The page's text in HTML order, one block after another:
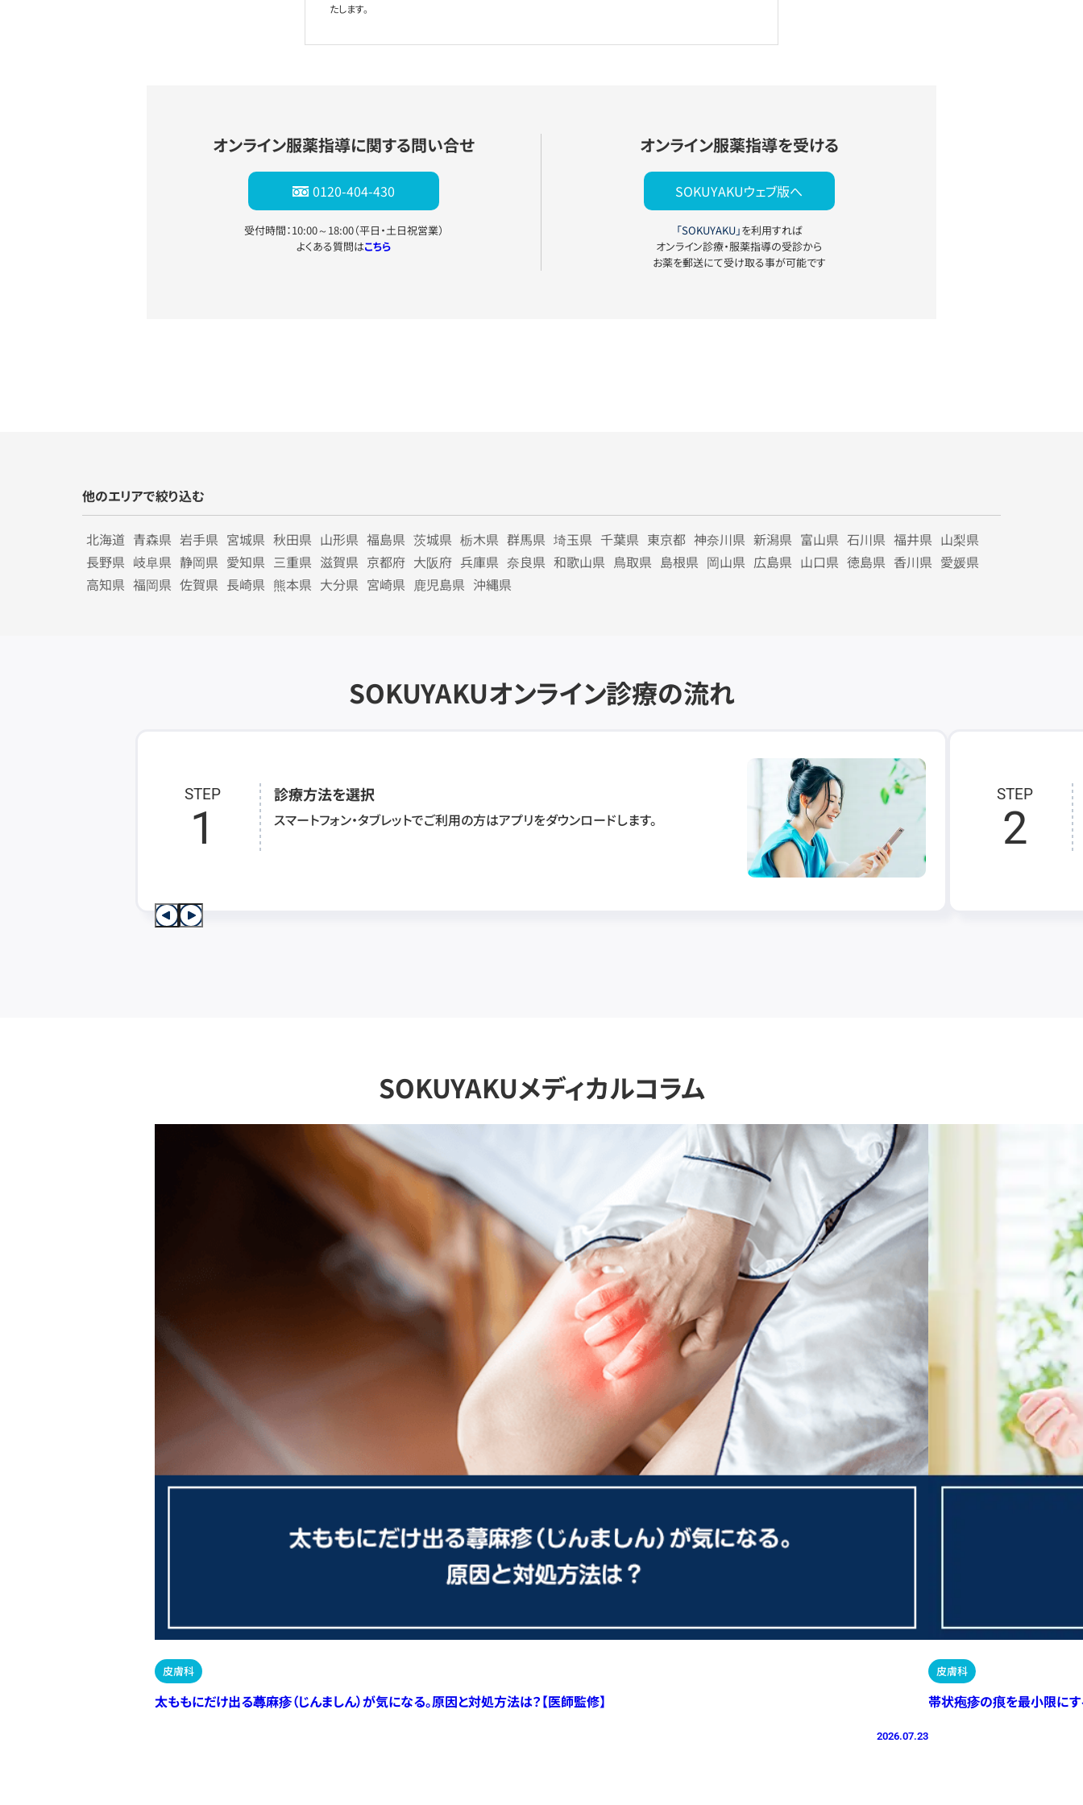
たします。
オンライン服薬指導に関する問い合せ
0120-404-430
受付時間：10:00～18:00（平日・土日祝営業）
よくある質問はこちら
オンライン服薬指導を受ける
SOKUYAKUウェブ版へ
「SOKUYAKU」を利用すれば
オンライン診療・服薬指導の受診から
お薬を郵送にて受け取る事が可能です
他のエリアで絞り込む
北海道 青森県 岩手県 宮城県 秋田県 山形県 福島県 茨城県 栃木県 群馬県 埼玉県 千葉県 東京都 神奈川県 新潟県 富山県 石川県 福井県 山梨県
長野県 岐阜県 静岡県 愛知県 三重県 滋賀県 京都府 大阪府 兵庫県 奈良県 和歌山県 鳥取県 島根県 岡山県 広島県 山口県 徳島県 香川県 愛媛県
高知県 福岡県 佐賀県 長崎県 熊本県 大分県 宮崎県 鹿児島県 沖縄県
SOKUYAKUオンライン診療の流れ
STEP
1
診療方法を選択
スマートフォン・タブレットでご利用の方はアプリをダウンロードします。
STEP
2
SOKUYAKUメディカルコラム
皮膚科
太ももにだけ出る蕁麻疹（じんましん）が気になる。原因と対処方法は？【医師監修】
2026.07.23
皮膚科
帯状疱疹の痕を最小限にす